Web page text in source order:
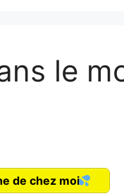
le
de chez moi